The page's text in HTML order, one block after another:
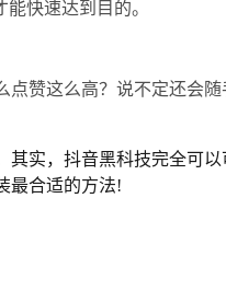
快速达到目的。
赞这么高？说不定还会
实，抖音黑科技完全可
最合适的方法!